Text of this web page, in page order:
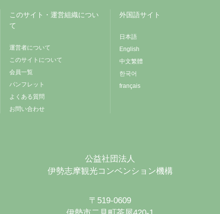
このサイト・運営組織につい
て
運営者について
このサイトについて
会員一覧
パンフレット
よくある質問
お問い合わせ
外国語サイト
日本語
English
中文繁體
한국어
français
公益社団法人
伊勢志摩観光コンベンション機構
〒519-0609